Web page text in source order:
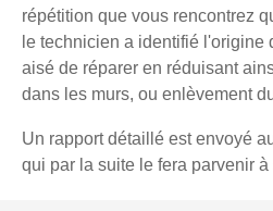
répétition que vous rencontrez
le technicien a identifié l'origine
aisé de réparer en réduisant
dans les murs, ou enlèvement
Un rapport détaillé est envoyé
qui par la suite le fera parvenir